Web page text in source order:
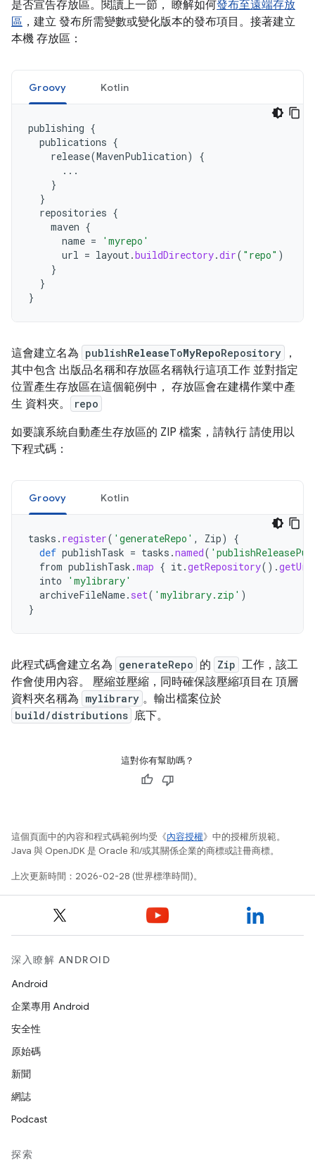
是否宣告存放區。閱讀上一節， 瞭解如何發布至遠端存放
區 ，建立 發布所需變數或變化版本的發布項目。接著建立
本機 存放區：
Groovy Kotlin
publishing {
publications {
release(MavenPublication)
{
...
}
}
repositories {
maven {
name =
'myrepo'
url = layout.buildDirectory.dir( "repo" )
}
}
}
這會建立名為 publishReleaseToMyRepoRepository
，
其中包含 出版品名稱和存放區名稱執行這項工作 並對指定
位置產生存放區在這個範例中， 存放區會在建構作業中產
生 資料夾。
repo
如要讓系統自動產生存放區的 ZIP 檔案，請執行 請使用以
下程式碼：
Groovy Kotlin
tasks . register( 'generateRepo' , Zip)
{
def publishTask = tasks .named(
from publishTask .map { it.getRepository().getUrl
into
'mylibrary'
archiveFileName. set( 'mylibrary.zip' )
}
此程式碼會建立名為 generateRepo 的 Zip 工作，該工
作會使用內容。 壓縮並壓縮，同時確保該壓縮項目在 頂層
資料夾名稱為 mylibrary 。輸出檔案位於
build/distributions 底下。
這對你有幫助嗎？
這個頁面中的內容和程式碼範例均受《內容授權》中的授權所規範。
Java 與 OpenJDK 是 Oracle 和/或其關係企業的商標或註冊商標。
上次更新時間：2026-02-28 (世界標準時間)。
深入瞭解 ANDROID
Android
企業專用 Android
安全性
原始碼
新聞
網誌
Podcast
探索